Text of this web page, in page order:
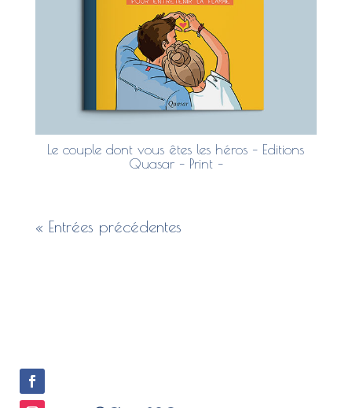
Le couple dont vous êtes les héros – Editions
Quasar – Print –
« Entrées précédentes